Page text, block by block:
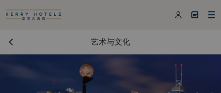
  
艺术与文化